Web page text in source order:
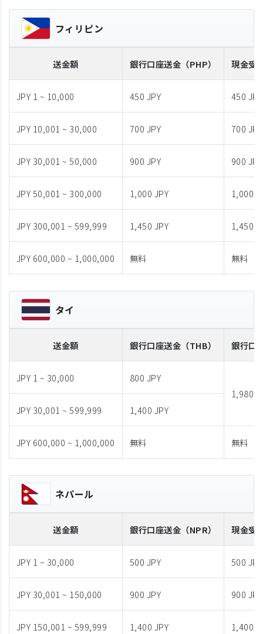
フィリピン
送金額 銀行口座送金 （PHP） 現金受
JPY 1 ~ 10,000 450 JPY 450 JPY
JPY 10,001 ~ 30,000 700 JPY 700 JPY
JPY 30,001 ~ 50,000 900 JPY 900 JPY
JPY 50,001 ~ 300,000 1,000 JPY 1,000
JPY 300,001 ~ 599,999 1,450 JPY 1,450
JPY 600,000 ~ 1,000,000 無料 無料
タイ
送金額 銀行口座送金 （THB） 銀行口
JPY 1 ~ 30,000
800 JPY
1,980
JPY 30,001 ~ 599,999
1,400 JPY
JPY 600,000 ~ 1,000,000 無料 無料
ネパール
送金額 銀行口座送金 （NPR） 現金受
JPY 1 ~ 30,000 500 JPY 500 JPY
JPY 30,001 ~ 150,000 900 JPY 900 JPY
JPY 150,001 ~ 599,999 1,400 JPY 1,400